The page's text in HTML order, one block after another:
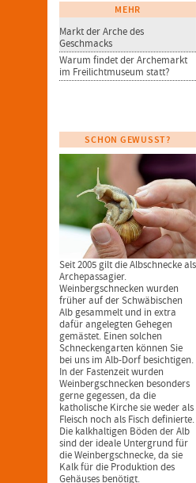
MEHR
Markt der Arche des
Geschmacks
Warum findet der Archemarkt
im Freilichtmuseum statt?
SCHON GEWUSST?
Seit 2005 gilt die Albschnecke als
Archepassagier.
Weinbergschnecken wurden
früher auf der Schwäbischen
Alb gesammelt und in extra
dafür angelegten Gehegen
gemästet. Einen solchen
Schneckengarten können Sie
bei uns im Alb-Dorf besichtigen.
In der Fastenzeit wurden
Weinbergschnecken besonders
gerne gegessen, da die
katholische Kirche sie weder als
Fleisch noch als Fisch definierte.
Die kalkhaltigen Böden der Alb
sind der ideale Untergrund für
die Weinbergschnecke, da sie
Kalk für die Produktion des
Gehäuses benötigt.